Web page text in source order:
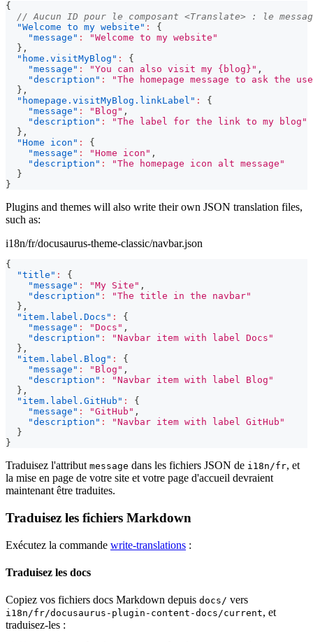
{
// Aucun ID pour le composant <Translate> : le
"Welcome to my website" :
{
"message" :
"Welcome to my website"
} ,
"home.visitMyBlog" :
{
"message" : "You can also visit my {blog}" ,
"description" :
"The homepage message to ask the
} ,
"homepage.visitMyBlog.linkLabel" :
{
"message" : "Blog" ,
"description" :
"The label for the link to my blog"
} ,
"Home icon" :
{
"message" : "Home icon" ,
"description" :
"The homepage icon alt message"
}
}
Plugins and themes will also write their own JSON translation files,
such as:
i18n/fr/docusaurus-theme-classic/navbar.json
{
"title" :
{
"message" : "My Site" ,
"description" :
"The title in the navbar"
} ,
"item.label.Docs" :
{
"message" : "Docs" ,
"description" :
"Navbar item with label Docs"
} ,
"item.label.Blog" :
{
"message" : "Blog" ,
"description" :
"Navbar item with label Blog"
} ,
"item.label.GitHub" :
{
"message" : "GitHub" ,
"description" :
"Navbar item with label GitHub"
}
}
Traduisez l'attribut message dans les fichiers JSON de i18n/fr, et
la mise en page de votre site et votre page d'accueil devraient
maintenant être traduites.
Traduisez les fichiers Markdown
Exécutez la commande write-translations :
Traduisez les docs
Copiez vos fichiers docs Markdown depuis docs/ vers
i18n/fr/docusaurus-plugin-content-docs/current, et
traduisez-les :